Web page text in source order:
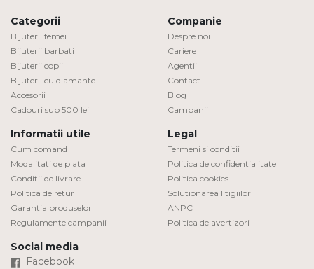
Categorii
Bijuterii femei
Bijuterii barbati
Bijuterii copii
Bijuterii cu diamante
Accesorii
Cadouri sub 500 lei
Companie
Despre noi
Cariere
Agentii
Contact
Blog
Campanii
Informatii utile
Cum comand
Modalitati de plata
Conditii de livrare
Politica de retur
Garantia produselor
Regulamente campanii
Legal
Termeni si conditii
Politica de confidentialitate
Politica cookies
Solutionarea litigiilor
ANPC
Politica de avertizori
Social media
Facebook